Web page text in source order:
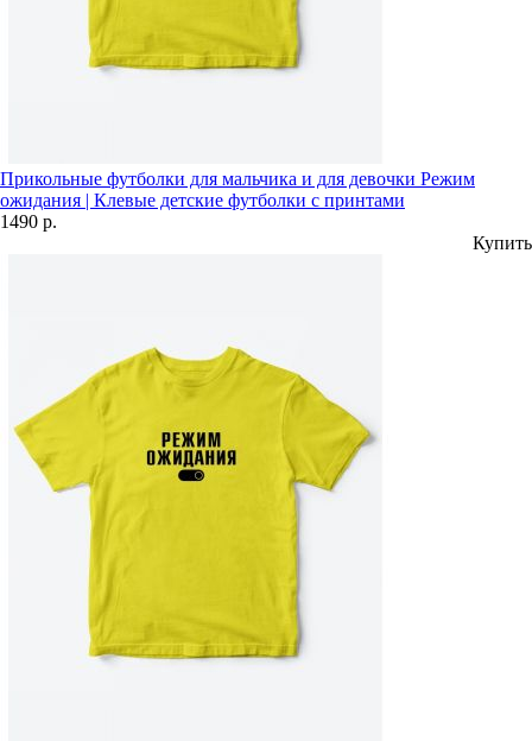
Прикольные футболки для мальчика и для девочки Режим
ожидания | Клевые детские футболки с принтами
1490 р.
Купить